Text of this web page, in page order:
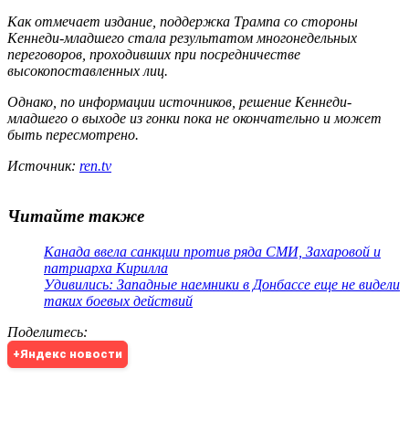
Как отмечает издание, поддержка Трампа со стороны
Кеннеди-младшего стала результатом многонедельных
переговоров, проходивших при посредничестве
высокопоставленных лиц.
Однако, по информации источников, решение Кеннеди-
младшего о выходе из гонки пока не окончательно и может
быть пересмотрено.
Источник: ren.tv
Читайте также
Канада ввела санкции против ряда СМИ, Захаровой и
патриарха Кирилла
Удивились: Западные наемники в Донбассе еще не видели
таких боевых действий
Поделитесь:
+Яндекс новости